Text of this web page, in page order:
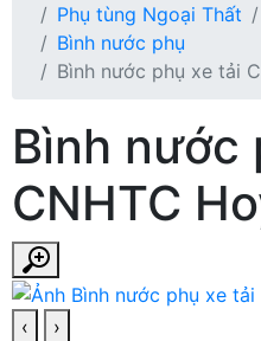
Phụ tùng Ngoại Thất
Bình nước phụ
Bình nước phụ xe tải
Bình nước
CNHTC
‹ ›